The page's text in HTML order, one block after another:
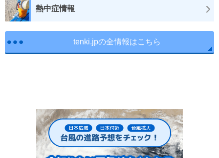
熱中症情報
tenki.jpの全情報はこちら